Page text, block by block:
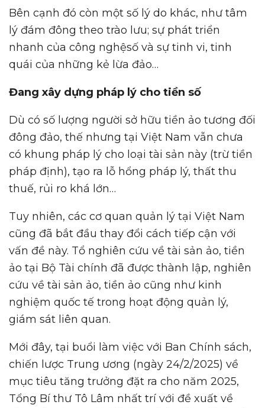
Bên cạnh đó còn một số lý do khác, như tâm
lý đám đông theo trào lưu; sự phát triển
nhanh của công nghệsố và sự tinh vi, tinh
quái của những kẻ lừa đảo…
Đang xây d ựng pháp lý cho tiền số
Dù có số lượng người sở hữu tiền ảo tương đối
đông đảo, thế nhưng tại Việt Nam vẫn chưa
có khung pháp lý cho loại tài sản này (trừ tiền
pháp định), tạo ra lỗ hổng pháp lý, thất thu
thuế, rủi ro khá lớn…
Tuy nhiên, các cơ quan quản lý tại Việt Nam
cũng đã bắt đầu thay đổi cách tiếp cận với
vấn đề này. Tổ nghiên cứu về tài sản ảo, tiền
ảo tại Bộ Tài chính đã được thành lập, nghiên
cứu về tài sản ảo, tiền ảo cũng như kinh
nghiệm quốc tế trong hoạt động quản lý,
giám sát liên quan.
Mới đây, tại buổi làm việc với Ban Chính sách,
chiến lược Trung ương (ngày 24/2/2025) về
mục tiêu tăng trưởng đặt ra cho năm 2025,
Tổng Bí thư Tô Lâm nhất trí với đề xuất về